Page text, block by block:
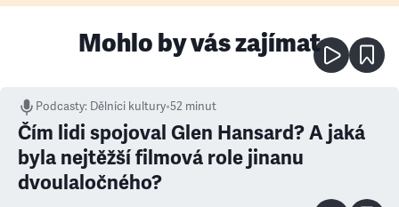
Mohlo by vás zajímat
Podcasty: Dělníci kultury•52 minut
Čím lidi spojoval Glen Hansard? A jaká
byla nejtěžší filmová role jinanu
dvoulaločného?